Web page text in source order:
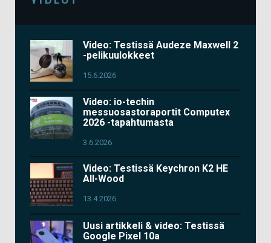
Video: Testissä Audeze Maxwell 2
-pelikuulokkeet
15.6.2026
Video: io-techin
messuosastoraportit Computex
2026 -tapahtumasta
3.6.2026
Video: Testissä Keychron K2 HE
All-Wood
13.4.2026
Uusi artikkeli & video: Testissä
Google Pixel 10a